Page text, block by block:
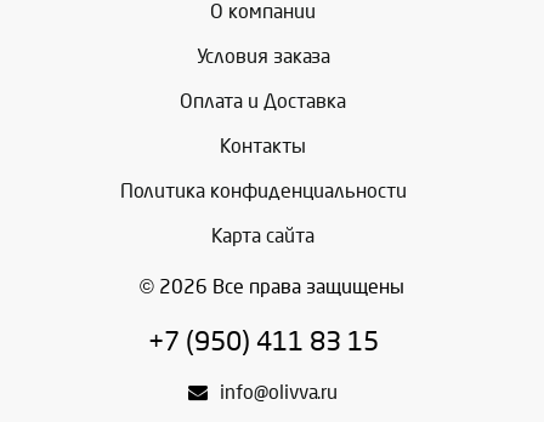
О компании
Условия заказа
Оплата и Доставка
Контакты
Политика конфиденциальности
Карта сайта
© 2026 Все права защищены
+7 (950) 411 83 15
info@olivva.ru